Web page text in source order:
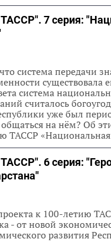
7 серия:
система передачи
существовала
система
считалось
уже был
на нём? Об
«Национальная
6 серия:
к 100-летию
- от новой
развития